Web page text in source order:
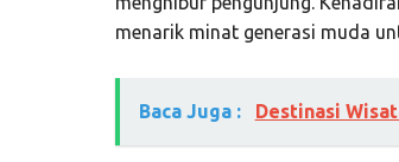
menarik minat generasi muda
Baca Juga : Destinasi